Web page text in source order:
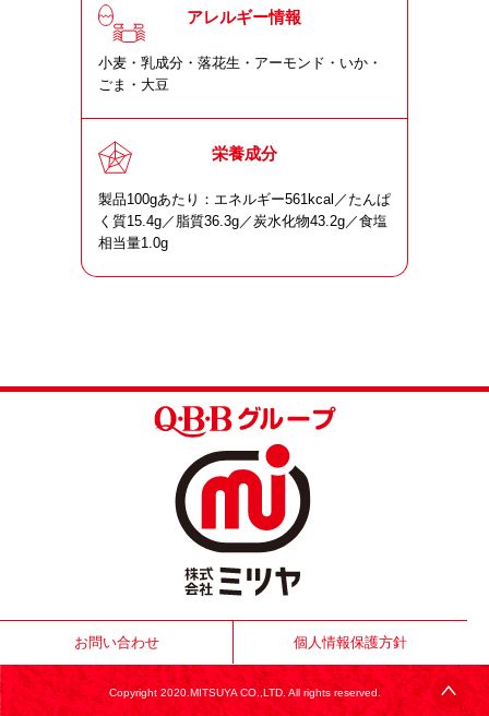
アレルギー情報
小麦・乳成分・落花生・アーモンド・いか・
ごま・大豆
栄養成分
製品100gあたり：エネルギー561kcal／たんぱ
く質15.4g／脂質36.3g／炭水化物43.2g／食塩
相当量1.0g
お問い合わせ 個人情報保護方針
Copyright 2020.MITSUYA CO.,LTD. All rights reserved.